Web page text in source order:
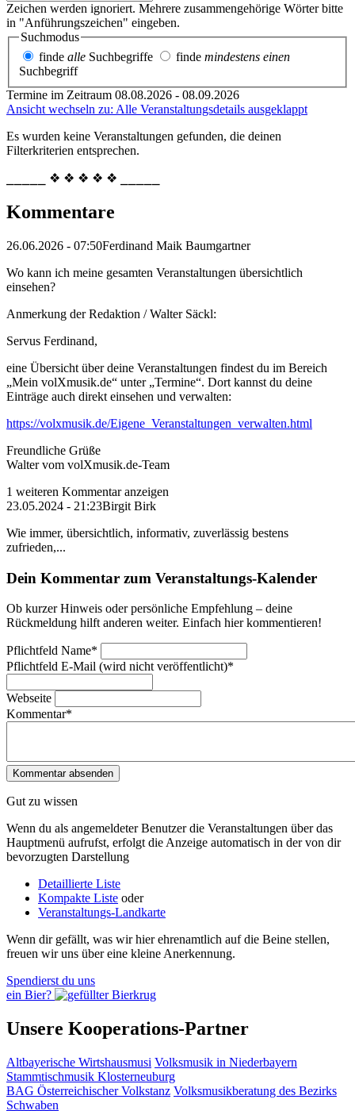
Zeichen werden ignoriert. Mehrere zusammengehörige Wörter bitte
in "Anführungszeichen" eingeben.
Suchmodus
finde alle Suchbegriffe finde mindestens einen
Suchbegriff
Termine im Zeitraum 08.08.2026 - 08.09.2026
Ansicht wechseln zu: Alle Veranstaltungsdetails ausgeklappt
Es wurden keine Veranstaltungen gefunden, die deinen
Filterkriterien entsprechen.
⎯⎯⎯⎯⎯ ❖ ❖ ❖ ❖ ❖ ⎯⎯⎯⎯⎯
Kommentare
26.06.2026 - 07:50Ferdinand Maik Baumgartner
Wo kann ich meine gesamten Veranstaltungen übersichtlich
einsehen?
Anmerkung der Redaktion /Walter Säckl:
Servus Ferdinand,
eine Übersicht über deine Veranstaltungen findest du im Bereich
„Mein volXmusik.de“ unter „Termine“. Dort kannst du deine
Einträge auch direkt einsehen und verwalten:
https://volxmusik.de/Eigene_Veranstaltungen_verwalten.html
Freundliche Grüße
Walter vom volXmusik.de-Team
1 weiteren Kommentar anzeigen
23.05.2024 - 21:23Birgit Birk
Wie immer, übersichtlich, informativ, zuverlässig bestens
zufrieden,...
Dein Kommentar zum Veranstaltungs-Kalender
Ob kurzer Hinweis oder persönliche Empfehlung – deine
Rückmeldung hilft anderen weiter. Einfach hier kommentieren!
Pflichtfeld Name*
Pflichtfeld E-Mail (wird nicht veröffentlicht)*
Webseite
Kommentar*
Gut zu wissen
Wenn du als angemeldeter Benutzer die Veranstaltungen über das
Hauptmenü aufrufst, erfolgt die Anzeige automatisch in der von dir
bevorzugten Darstellung
Detaillierte Liste
Kompakte Liste oder
Veranstaltungs-Landkarte
Wenn dir gefällt, was wir hier ehrenamtlich auf die Beine stellen,
freuen wir uns über eine kleine Anerkennung.
Spendierst du uns
ein Bier?
Unsere Kooperations-Partner
Altbayerische Wirtshausmusi Volksmusik in Niederbayern
Stammtischmusik Klosterneuburg
BAG Österreichischer Volkstanz Volksmusikberatung des Bezirks
Schwaben